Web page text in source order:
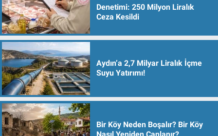
Denetimi: 250 Milyon Liralık
Ceza Kesildi
Aydın’a 2,7 Milyar Liralık İçme
Suyu Yatırımı!
Bir Köy Neden Boşalır? Bir Köy